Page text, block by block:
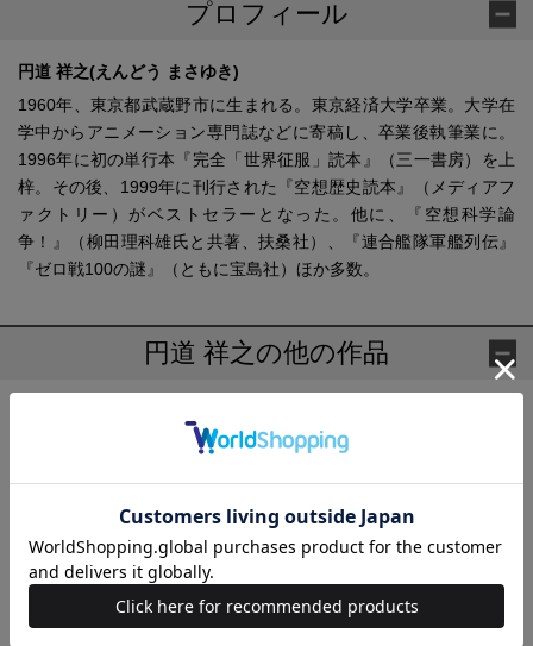
プロフィール
円道 祥之(えんどう まさゆき)
1960年、東京都武蔵野市に生まれる。東京経済大学卒業。大学在
学中からアニメーション専門誌などに寄稿し、卒業後執筆業に。
1996年に初の単行本『完全「世界征服」読本』（三一書房）を上
梓。その後、1999年に刊行された『空想歴史読本』（メディアフ
ァクトリー）がベストセラーとなった。他に、『空想科学論
争！』（柳田理科雄氏と共著、扶桑社）、『連合艦隊軍艦列伝』
『ゼロ戦100の謎』（ともに宝島社）ほか多数。
円道 祥之の他の作品
機動戦士ガンダム 兵器モビルスーツ
空想科学裁判２
ガンダム「一年戦争」